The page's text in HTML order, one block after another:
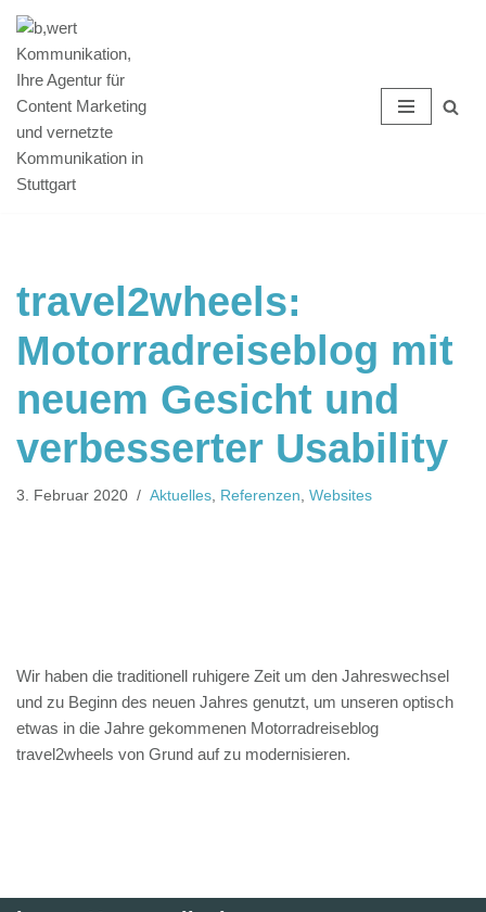
Zum
Inhalt
springen
travel2wheels:
Motorradreiseblog mit
neuem Gesicht und
verbesserter Usability
3. Februar 2020 Aktuelles, Referenzen, Websites
Wir haben die traditionell ruhigere Zeit um den Jahreswechsel
und zu Beginn des neuen Jahres genutzt, um unseren optisch
etwas in die Jahre gekommenen Motorradreiseblog
travel2wheels von Grund auf zu modernisieren.